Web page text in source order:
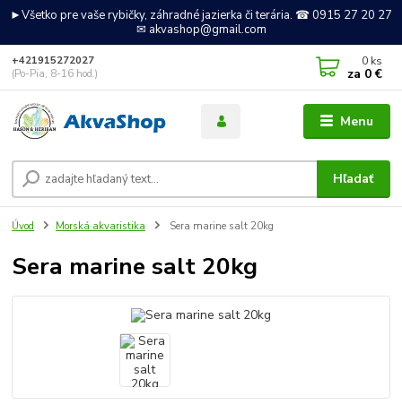
►Všetko pre vaše rybičky, záhradné jazierka či terária. ☎ 0915 27 20 27
✉ akvashop@gmail.com
Menu
Hľadať
+421915272027
(Po-Pia, 8-16 hod.)
0 ks
za 0 €
Úvod Morská akvaristika Sera marine salt 20kg
Sera marine salt 20kg